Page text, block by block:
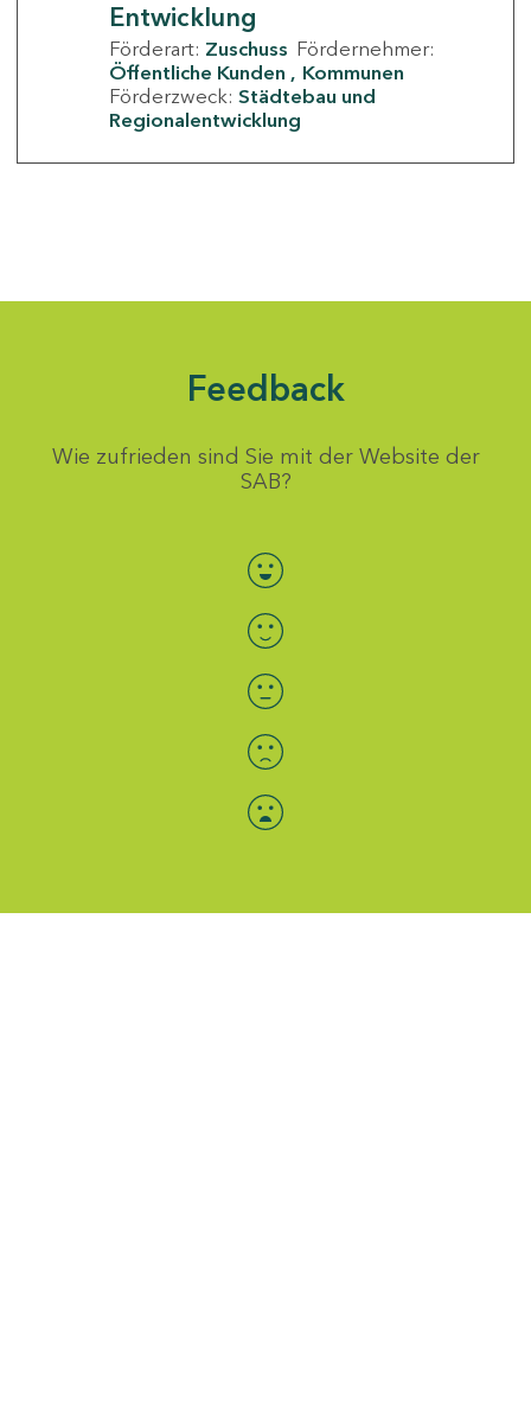
Entwicklung
Förderart: Zuschuss Fördernehmer:
Öffentliche Kunden
Kommunen
Förderzweck: Städtebau und
Regionalentwicklung
Feedback
Wie zufrieden sind Sie mit der Website der
SAB?
Bewertung auswählen